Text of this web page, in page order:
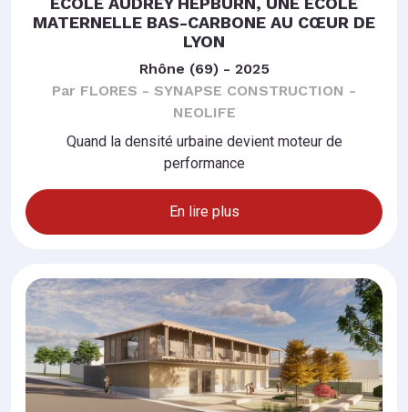
MATERNELLE BAS-CARBONE AU CŒUR DE
LYON
Rhône (69) - 2025
Par FLORES - SYNAPSE CONSTRUCTION -
NEOLIFE
Quand la densité urbaine devient moteur de
performance
En lire plus